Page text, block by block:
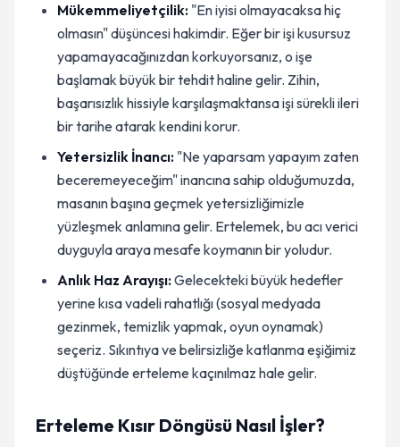
Mükemmeliyetçilik: "En iyisi olmayacaksa hiç
olmasın" düşüncesi hakimdir. Eğer bir işi kusursuz
yapamayacağınızdan korkuyorsanız, o işe
başlamak büyük bir tehdit haline gelir. Zihin,
başarısızlık hissiyle karşılaşmaktansa işi sürekli ileri
bir tarihe atarak kendini korur.
Yetersizlik İnancı: "Ne yaparsam yapayım zaten
beceremeyeceğim" inancına sahip olduğumuzda,
masanın başına geçmek yetersizliğimizle
yüzleşmek anlamına gelir. Ertelemek, bu acı verici
duyguyla araya mesafe koymanın bir yoludur.
Anlık Haz Arayışı:Gelecekteki büyük hedefler
yerine kısa vadeli rahatlığı (sosyal medyada
gezinmek, temizlik yapmak, oyun oynamak)
seçeriz. Sıkıntıya ve belirsizliğe katlanma eşiğimiz
düştüğünde erteleme kaçınılmaz hale gelir.
Erteleme Kısır Döngüsü Nasıl İşler?